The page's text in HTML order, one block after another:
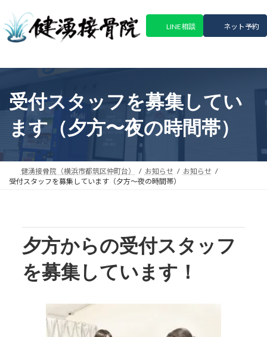
テ
ゲ
LINE相談 ネット予約
受付スタッフを募集してい
ます（夕方〜夜の時間帯）
健湧接骨院（横浜市都筑区仲町台） お知らせ
お知らせ
受付スタッフを募集しています（夕方〜夜の時間帯）
夕方からの受付スタッフ
を募集しています！